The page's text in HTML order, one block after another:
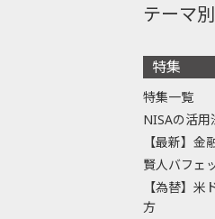
テーマ
特集
特集一覧
NISAの活用
【最新】金
賢人バフェ
【為替】
方